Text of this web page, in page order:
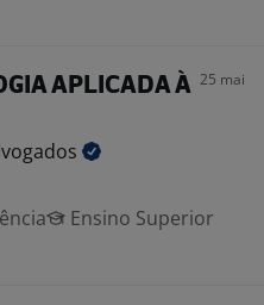
APLICADA À 25 mai
Ensino Superior